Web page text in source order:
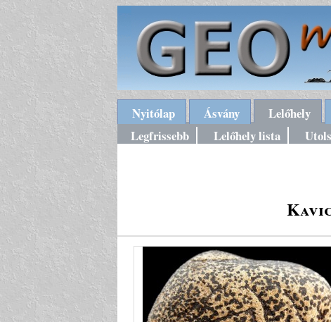
Nyitólap Ásvány Lelőhely
Legfrissebb
Lelőhely lista